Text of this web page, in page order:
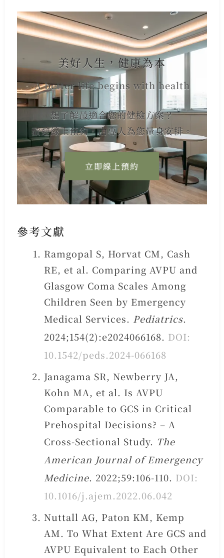
美好人生，健康為本
A better life begins with health
想了解最適合您的健檢方案？
歡迎線上預約，由專人為您量身安排。
立即線上預約
參考文獻
Ramgopal S, Horvat CM, Cash
RE, et al. Comparing AVPU and
Glasgow Coma Scales Among
Children Seen by Emergency
Medical Services. Pediatrics.
2024;154(2):e2024066168. DOI:
10.1542/peds.2024-066168
Janagama SR, Newberry JA,
Kohn MA, et al. Is AVPU
Comparable to GCS in Critical
Prehospital Decisions? – A
Cross-Sectional Study. The
American Journal of Emergency
Medicine. 2022;59:106-110. DOI:
10.1016/j.ajem.2022.06.042
Nuttall AG, Paton KM, Kemp
AM. To What Extent Are GCS and
AVPU Equivalent to Each Other